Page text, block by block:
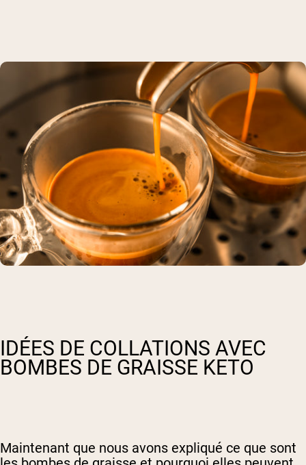
IDÉES DE COLLATIONS AVEC
BOMBES DE GRAISSE KETO
Maintenant que nous avons expliqué ce que sont